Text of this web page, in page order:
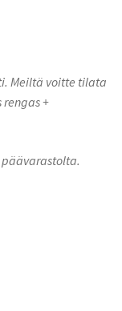
Meiltä voitte tilata
+
päävarastolta.